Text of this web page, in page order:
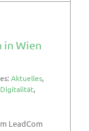
in Wien
Aktuelles,
Digitalität,
LeadCom